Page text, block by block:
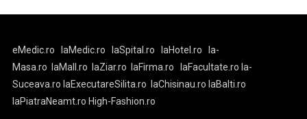
eMedic.ro laMedic.ro laSpital.ro laHotel.ro
la-
Masa.ro
laMall.ro laZiar.ro laFirma.ro laFacultate.ro la-
Suceava.ro laExecutareSilita.ro laChisinau.ro laBalti.ro
laPiatraNeamt.ro High-Fashion.ro